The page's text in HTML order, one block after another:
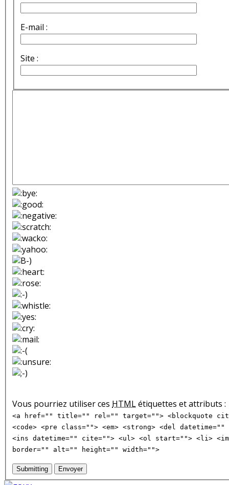
E-mail :
Site :
Vous pourriez utiliser ces HTMLétiquettes et attributs :
<a href="" title="" rel="" target=""> <blockquote
<code> <pre class=""> <em> <strong> <del
<ins datetime="" cite=""> <ul> <ol start=""> <li>
border="" alt="" height="" width="">
Submitting Envoyer